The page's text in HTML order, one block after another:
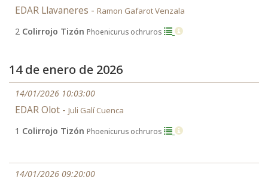
EDAR Llavaneres - Ramon Gafarot Venzala
2 Colirrojo Tizón Phoenicurus ochruros
14 de enero de 2026
14/01/2026 10:03:00
EDAR Olot - Juli Galí Cuenca
1 Colirrojo Tizón Phoenicurus ochruros
14/01/2026 09:20:00